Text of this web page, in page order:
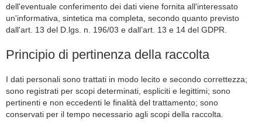
dell'eventuale conferimento dei dati viene fornita all'interessato
un'informativa, sintetica ma completa, secondo quanto previsto
dall'art. 13 del D.lgs. n. 196/03 e dall’art. 13 e 14 del GDPR.
Principio di pertinenza della raccolta
I dati personali sono trattati in modo lecito e secondo correttezza;
sono registrati per scopi determinati, espliciti e legittimi; sono
pertinenti e non eccedenti le finalità del trattamento; sono
conservati per il tempo necessario agli scopi della raccolta.